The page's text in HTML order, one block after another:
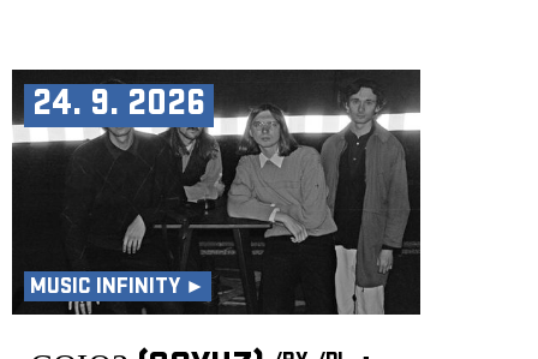
24. 9. 2026
MUSIC INFINITY ►